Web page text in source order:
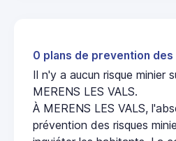
0 plans de prevention
Il n'y a aucun risque minier
MERENS LES VALS.
À MERENS LES VALS,
prévention des risques